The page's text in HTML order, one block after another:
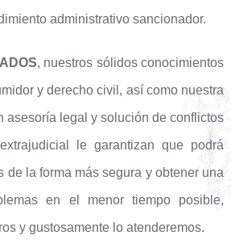
administrativo sancionador.
, nuestros sólidos conocimientos
y derecho civil, así como nuestra
asesoría legal y solución de conflictos
le garantizan que podrá
de la forma más segura y obtener una
en el menor tiempo posible,
y gustosamente lo atenderemos.